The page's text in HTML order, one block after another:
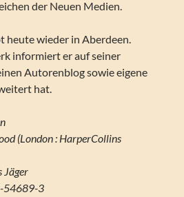
der Neuen Medien.
heute wieder in Aberdeen.
informiert er auf seiner
Autorenblog sowie eigene
hat.
(London : HarperCollins
Jäger
54689-3